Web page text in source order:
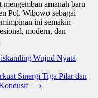
amanah baru
Pol. Wibowo sebagai
ini semakin
modern, dan
Wujud Nyata
Sinergi Tiga Pilar dan
⟶